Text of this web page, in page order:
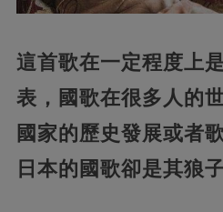
這首歌在一定程度上
表，國歌在很多人的
國家的歷史發展或者
日本的國歌卻是其狼